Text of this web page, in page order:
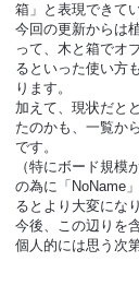
箱」と表現できて
今回の更新からは
って、木と箱でオ
るといった使い方
ります。
加えて、現状だと
たのかも、一覧か
です。
（特にボード規模
の為に「NoName
るとより大変にな
今後、この辺りを
個人的には思う次